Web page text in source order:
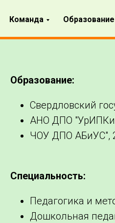
Команда Образование
Образование:
Свердловский
АНО ДПО
ЧОУ ДПО АБиУС",
Специальность:
Педагогика и
Дошкольная